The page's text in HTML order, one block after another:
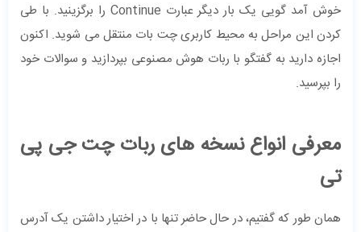
خوش آمد گویی یک بار دیگر عبارت Continue را برگزینید. با طی
کردن این مراحل به محیط کاربری چت بات منتقل می شوید.‌ اکنون
اجازه دارید به گفتگو با ربات هوش مصنوعی بپردازید و سوالات خود
را بپرسید.
معرفی انواع نسخه‌ های ربات چت جی پی
تی
همان طور که گفتیم، در حال حاضر تنها با در اختیار داشتن یک آدرس